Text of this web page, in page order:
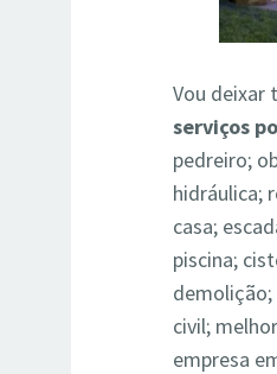
Vou deixar
serviços
pedreiro;
hidráulica;
casa;
piscina;
demolição;
civil;
empresa